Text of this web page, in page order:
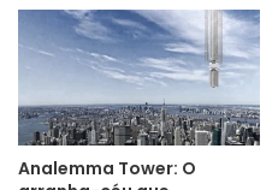
Analemma Tower: O